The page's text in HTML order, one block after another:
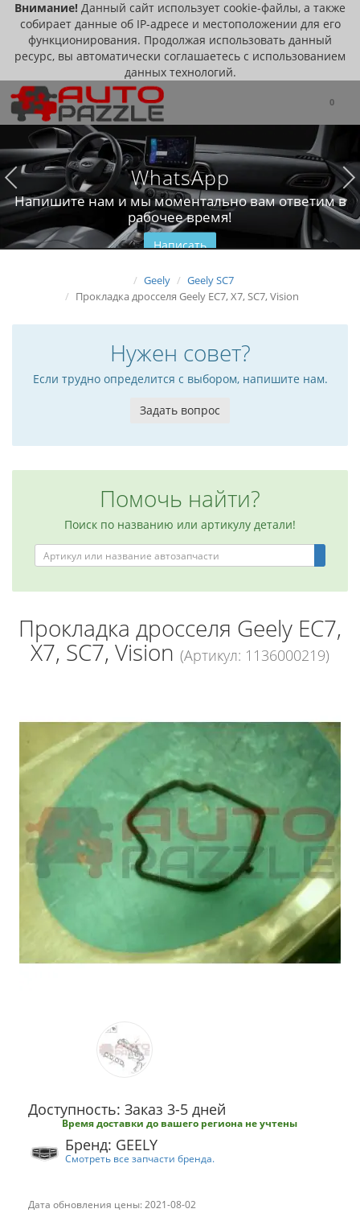
Внимание! Данный сайт использует cookie-файлы, а также
собирает данные об IP-адресе и местоположении для его
функционирования. Продолжая использовать данный
ресурс, вы автоматически соглашаетесь с использованием
данных технологий.
0
WhatsApp
Напишите нам и мы моментально вам ответим в
рабочее время!
Написать
Geely
Geely SC7
Прокладка дросселя Geely EC7, X7, SC7, Vision
Нужен совет?
Если трудно определится с выбором, напишите нам.
Задать вопрос
Помочь найти?
Поиск по названию или артикулу детали!
Прокладка дросселя Geely EC7,
X7, SC7, Vision (Артикул: 1136000219)
Доступность: Заказ 3-5 дней
Время доставки до вашего региона не учтены
Бренд: GEELY
Смотреть все запчасти бренда.
Дата обновления цены: 2021-08-02